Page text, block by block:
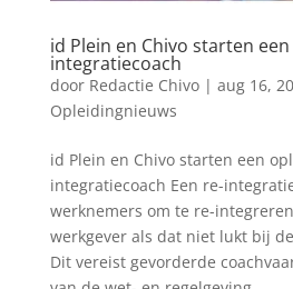
id Plein en Chivo starten
integratiecoach
door Redactie Chivo| aug 16,
Opleidingnieuws
id Plein en Chivo starten een
integratiecoach Een re-
werknemers om te re-
werkgever als dat niet lukt bij
Dit vereist gevorderde